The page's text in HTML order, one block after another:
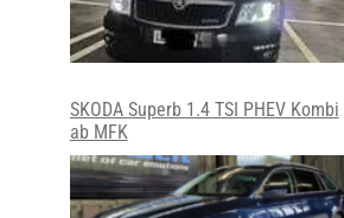
SKODA Superb 1.4 TSI PHEV Kombi
ab MFK